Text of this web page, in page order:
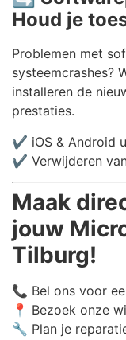
Houd je
Problemen met
systeemcrashes?
installeren de
prestaties.
✔️ iOS & Android
✔️ Verwijderen
Maak
jouw
Tilburg!
📞 Bel ons voor
📍 Bezoek onze
🔧 Plan je